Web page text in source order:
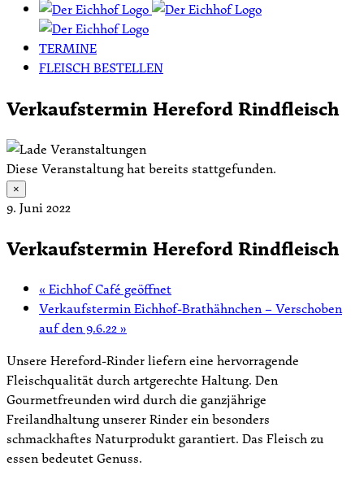
TERMINE
FLEISCH BESTELLEN
Verkaufstermin Hereford Rindfleisch
Diese Veranstaltung hat bereits stattgefunden.
×
9. Juni 2022
Verkaufstermin Hereford Rindfleisch
« Eichhof Café geöffnet
Verkaufstermin Eichhof-Brathähnchen – Verschoben
auf den 9.6.22»
Unsere Hereford-Rinder liefern eine hervorragende
Fleischqualität durch artgerechte Haltung. Den
Gourmetfreunden wird durch die ganzjährige
Freilandhaltung unserer Rinder ein besonders
schmackhaftes Naturprodukt garantiert. Das Fleisch zu
essen bedeutet Genuss.